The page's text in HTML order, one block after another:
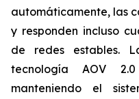
automáticamente, las
y responden incluso
de redes estables.
tecnología AOV
manteniendo el